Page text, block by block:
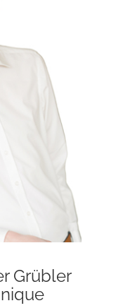
Grübler